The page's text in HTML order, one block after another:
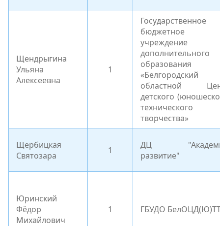
Щендрыгина
Ульяна
Алексеевна
1
Государственное
бюджетное
учреждение
дополнительного
образования
«Белгородский
областной
детского
технического
творчества»
Щербицкая
Святозара
1
ДЦ
развитие"
Юринский
Фёдор
Михайлович
1 ГБУДО